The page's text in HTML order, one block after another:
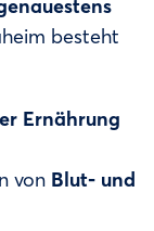
besteht
Ernährung
von Blut- und